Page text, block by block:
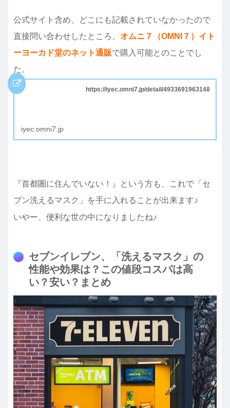
公式サイト含め、どこにも記載されていなかったので
直接問い合わせしたところ、 オムニ７（OMNI７） イト
ーヨーカド堂のネット通販で購入可能とのことでし
た。
https://iyec.omni7.jp/detail/4933691963148
iyec.omni7.jp
『首都圏に住んでいない！』という方も、これで「セ
ブン洗えるマスク」を手に入れることが出来ます♪
いやー、便利な世の中になりましたね♪
セブンイレブン、「洗えるマスク」の
性能や効果は？この値段コスパは高
い？安い？まとめ